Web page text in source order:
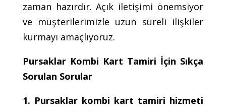
zaman hazırdır. Açık iletişimi önemsiyor
ve müşterilerimizle uzun süreli ilişkiler
kurmayı amaçlıyoruz.
Pursaklar Kombi Kart Tamiri İçin Sıkça
Sorulan Sorular
1. Pursaklar kombi kart tamiri hizmeti